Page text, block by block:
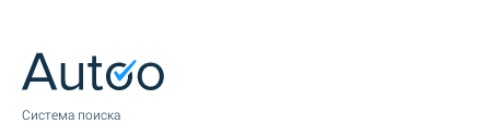
Cистема поиска